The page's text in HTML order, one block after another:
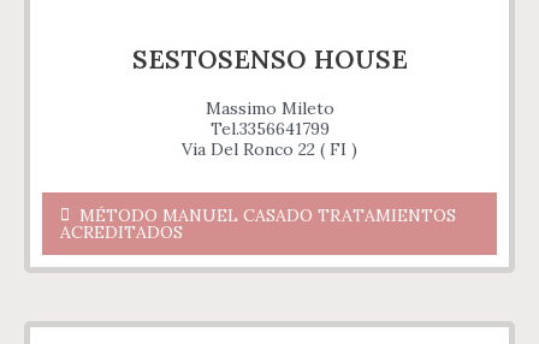
SESTOSENSO HOUSE
Massimo Mileto
Tel.3356641799
Via Del Ronco 22 ( FI )
MÉTODO MANUEL CASADO TRATAMIENTOS
ACREDITADOS